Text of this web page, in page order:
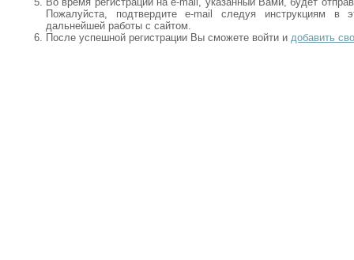
Пожалуйста, подтвердите e-mail следуя инструкциям
дальнейшей работы с сайтом.
После успешной регистрации Вы сможете войти и добавить